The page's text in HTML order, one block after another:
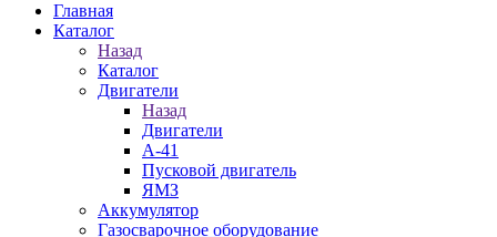
Главная
Каталог
Назад
Каталог
Двигатели
Назад
Двигатели
А-41
Пусковой двигатель
ЯМЗ
Аккумулятор
Газосварочное оборудование